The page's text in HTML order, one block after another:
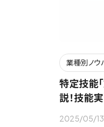
業種別ノウ
特定技能
説！技能
2025/05/13